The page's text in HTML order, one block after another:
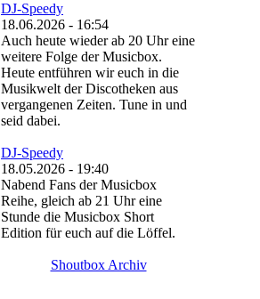
DJ-Speedy
18.06.2026 - 16:54
Auch heute wieder ab 20 Uhr eine
weitere Folge der Musicbox.
Heute entführen wir euch in die
Musikwelt der Discotheken aus
vergangenen Zeiten. Tune in und
seid dabei.
DJ-Speedy
18.05.2026 - 19:40
Nabend Fans der Musicbox
Reihe, gleich ab 21 Uhr eine
Stunde die Musicbox Short
Edition für euch auf die Löffel.
Shoutbox Archiv